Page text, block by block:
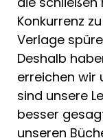
Konkurrenz
Verlage
Deshalb
erreichen wir
sind unsere
besser
unseren